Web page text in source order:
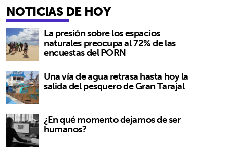
NOTICIAS DE HOY
La presión sobre los espacios
naturales preocupa al 72% de las
encuestas del PORN
Una vía de agua retrasa hasta hoy la
salida del pesquero de Gran Tarajal
¿En qué momento dejamos de ser
humanos?